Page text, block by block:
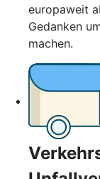
europaweit
Gedanken
machen.